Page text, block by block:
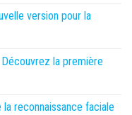
version pour la
la première
la reconnaissance faciale